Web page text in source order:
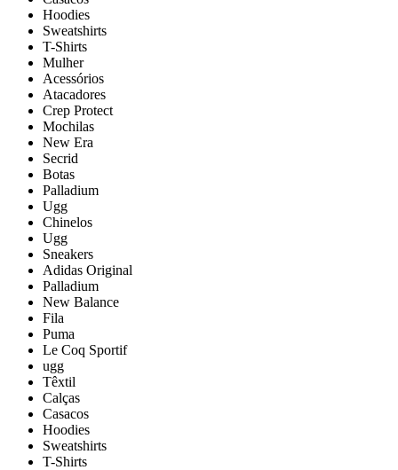
Hoodies
Sweatshirts
T-Shirts
Mulher
Acessórios
Atacadores
Crep Protect
Mochilas
New Era
Secrid
Botas
Palladium
Ugg
Chinelos
Ugg
Sneakers
Adidas Original
Palladium
New Balance
Fila
Puma
Le Coq Sportif
ugg
Têxtil
Calças
Casacos
Hoodies
Sweatshirts
T-Shirts